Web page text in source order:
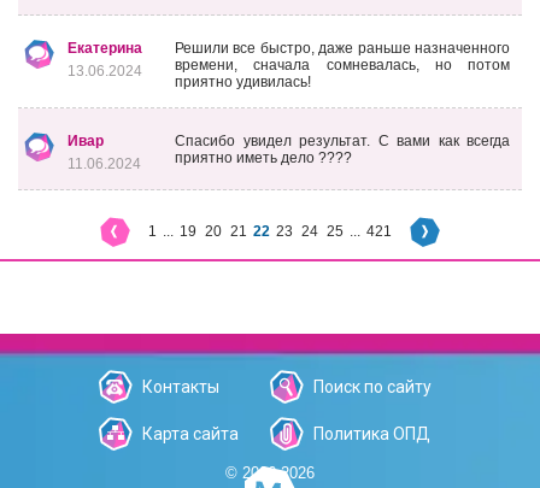
Екатерина
13.06.2024
Решили все быстро, даже раньше назначенного
времени, сначала сомневалась, но потом
приятно удивилась!
Ивар
11.06.2024
Спасибо увидел результат. С вами как всегда
приятно иметь дело ????
1 ... 19 20 21 22 23 24 25 ... 421
Контакты Поиск по сайту
Карта сайта Политика ОПД
© 2006-2026